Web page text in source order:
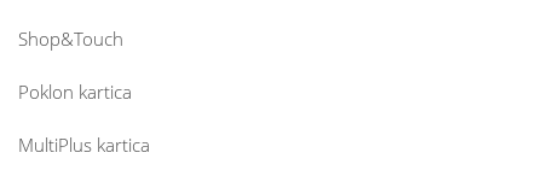
Shop&Touch
Poklon kartica
MultiPlus kartica